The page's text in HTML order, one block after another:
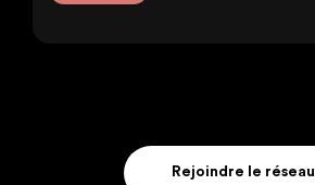
Rejoindre le réseau